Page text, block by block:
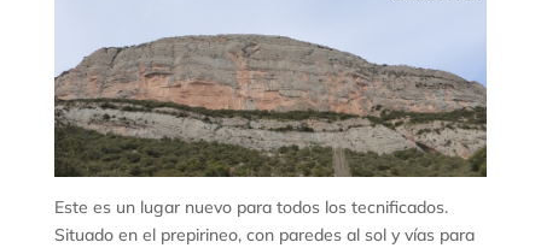
Este es un lugar nuevo para todos los tecnificados.
Situado en el prepirineo, con paredes al sol y vías para